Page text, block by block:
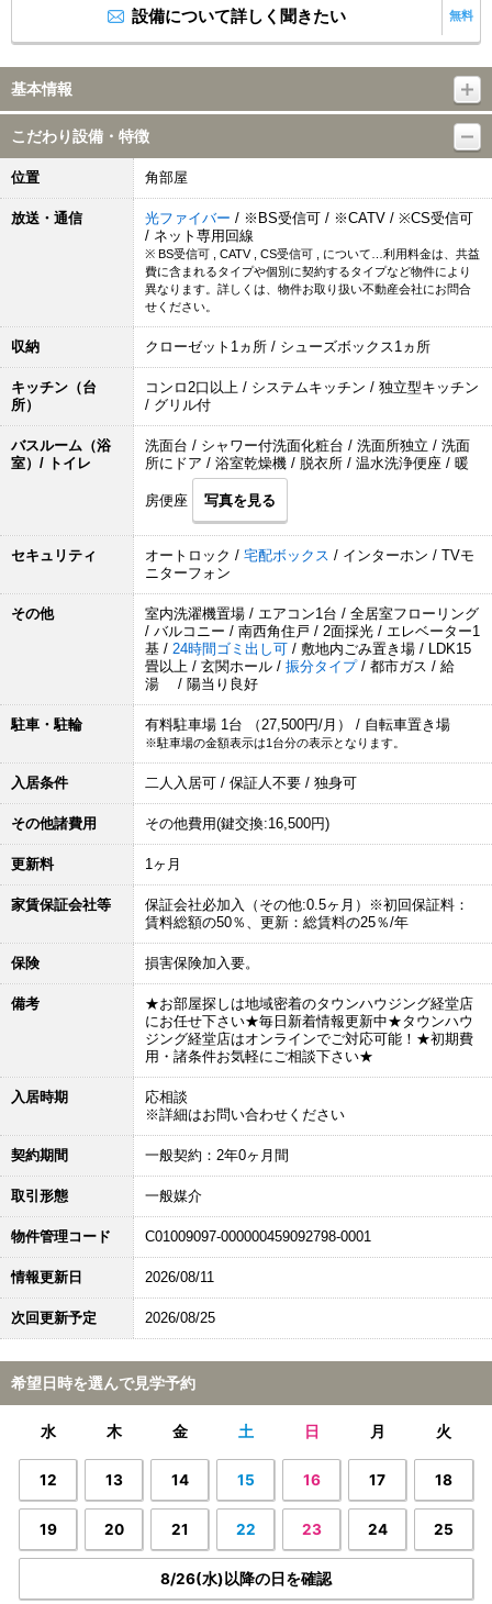
設備について詳しく聞きたい 無料
基本情報
こだわり設備・特徴
位置 角部屋
放送・通信 光ファイバー / ※BS受信可 / ※CATV / ※CS受信可
/ ネット専用回線
※ BS受信可 , CATV , CS受信可 , について…利用料金は、共益
費に含まれるタイプや個別に契約するタイプなど物件により
異なります。詳しくは、物件お取り扱い不動産会社にお問合
せください。
収納 クローゼット1ヵ所 / シューズボックス1ヵ所
キッチン（台
所）
コンロ2口以上 / システムキッチン / 独立型キッチン
/ グリル付
バスルーム（浴
室）/ トイレ
洗面台 / シャワー付洗面化粧台 / 洗面所独立 / 洗面
所にドア / 浴室乾燥機 / 脱衣所 / 温水洗浄便座 / 暖
房便座 写真を見る
セキュリティ オートロック / 宅配ボックス / インターホン / TVモ
ニターフォン
その他
室内洗濯機置場 / エアコン1台 / 全居室フローリング
/ バルコニー / 南西角住戸 / 2面採光 / エレベーター1
基 / 24時間ゴミ出し可 / 敷地内ごみ置き場 / LDK15
畳以上 / 玄関ホール / 振分タイプ / 都市ガス / 給
湯 / 陽当り良好
駐車・駐輪 有料駐車場 1台 （27,500円/月） / 自転車置き場
※駐車場の金額表示は1台分の表示となります。
入居条件 二人入居可 / 保証人不要 / 独身可
その他諸費用 その他費用(鍵交換:16,500円)
更新料 1ヶ月
家賃保証会社等
保証会社必加入（その他:0.5ヶ月）※初回保証料：
賃料総額の50％、更新：総賃料の25％/年
保険 損害保険加入要。
備考
★お部屋探しは地域密着のタウンハウジング経堂店
にお任せ下さい★毎日新着情報更新中★タウンハウ
ジング経堂店はオンラインでご対応可能！★初期費
用・諸条件お気軽にご相談下さい★
入居時期
応相談
※詳細はお問い合わせください
契約期間 一般契約：2年0ヶ月間
取引形態 一般媒介
物件管理コード C01009097-000000459092798-0001
情報更新日 2026/08/11
次回更新予定 2026/08/25
希望日時を選んで見学予約
水 木 金 土 日 月 火
12 13 14 15 16 17 18
19 20 21 22 23 24 25
8/26(水)以降の日を確認